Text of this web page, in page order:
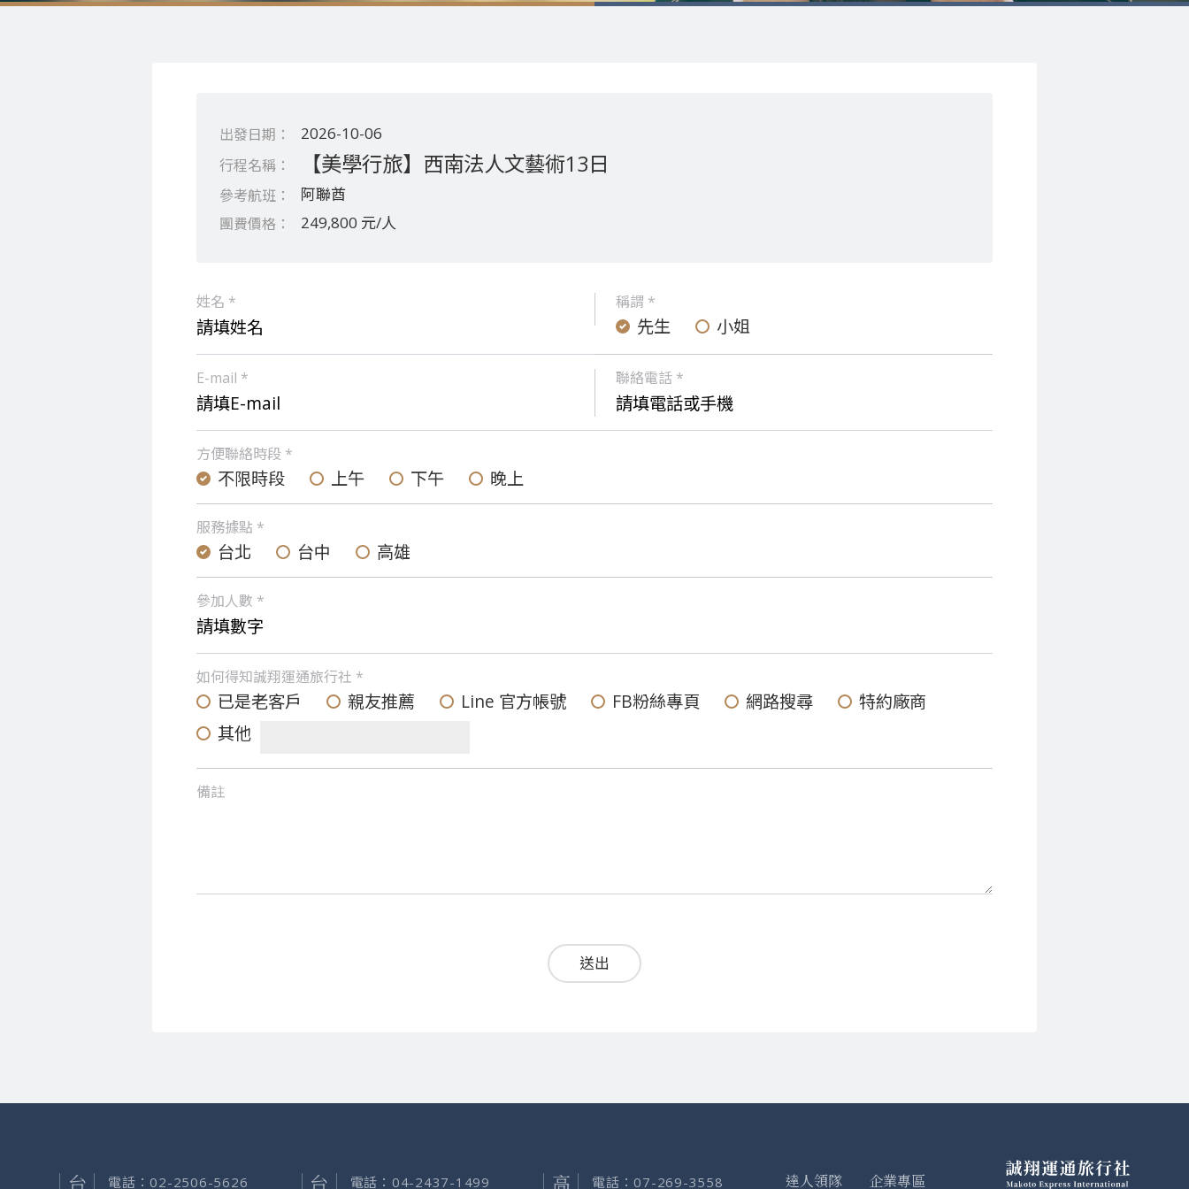
2026-10-06
【美學行旅】西南法人文藝術13日
阿聯酋
249,800 元/人
姓名 * 稱謂 *
先生 小姐
E-mail * 聯絡電話 *
方便聯絡時段 *
不限時段 上午 下午 晚上
服務據點 *
台北 台中 高雄
參加人數 *
如何得知誠翔運通旅行社 *
已是老客戶 親友推薦 Line 官方帳號 FB粉絲專頁 網路搜尋
特約廠商
其他
備註
送出
電話：02-2506-5626 電話： 04-2437-1499 電話：07-269-3558 達人領隊 企業專區